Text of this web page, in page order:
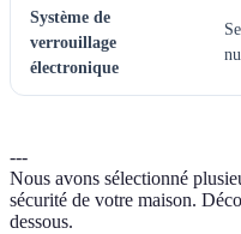
Système de
verrouillage
électronique
---
Nous avons sélectionné
sécurité de votre maison.
dessous.